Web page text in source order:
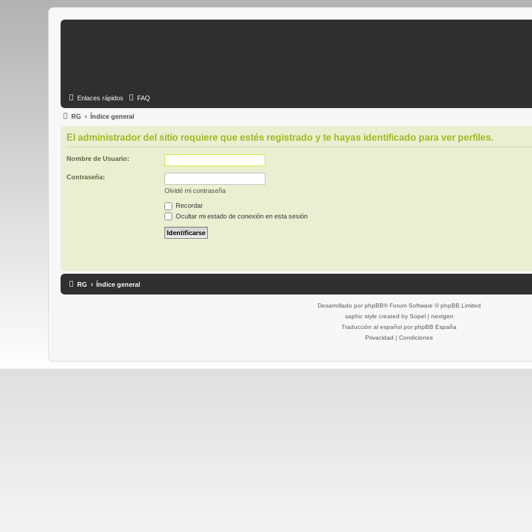
Enlaces rápidos FAQ
RG Índice general
El administrador del sitio requiere que estés registrado y te hayas identificado para ver perfiles.
Nombre de Usuario:
Contraseña:
Olvidé mi contraseña
Recordar
Ocultar mi estado de conexión en esta sesión
RG Índice general
Desarrollado por phpBB® Forum Software © phpBB Limited
saphic style created by Sopel| nextgen
Traducción al español por phpBB España
Privacidad | Condiciones